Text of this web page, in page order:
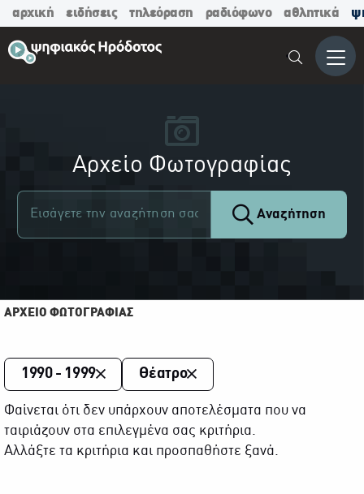
αρχική ειδήσεις τηλεόραση ραδιόφωνο αθλητικά
Μενού
Αρχείο Φωτογραφίας
Αναζήτηση
ΑΡΧΕΙΟ ΦΩΤΟΓΡΑΦΙΑΣ
1990 - 1999 Θέατρο
Φαίνεται ότι δεν υπάρχουν αποτελέσματα που να
ταιριάζουν στα επιλεγμένα σας κριτήρια.
Αλλάξτε τα κριτήρια και προσπαθήστε ξανά.